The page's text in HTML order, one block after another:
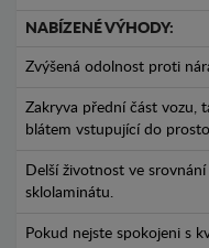
NABÍZENÉ VÝHODY:
Zvýšená odolnost proti
Zakryva přední část vozu,
blátem vstupující do
Delší životnost ve
sklolaminátu.
Pokud nejste spokojeni s